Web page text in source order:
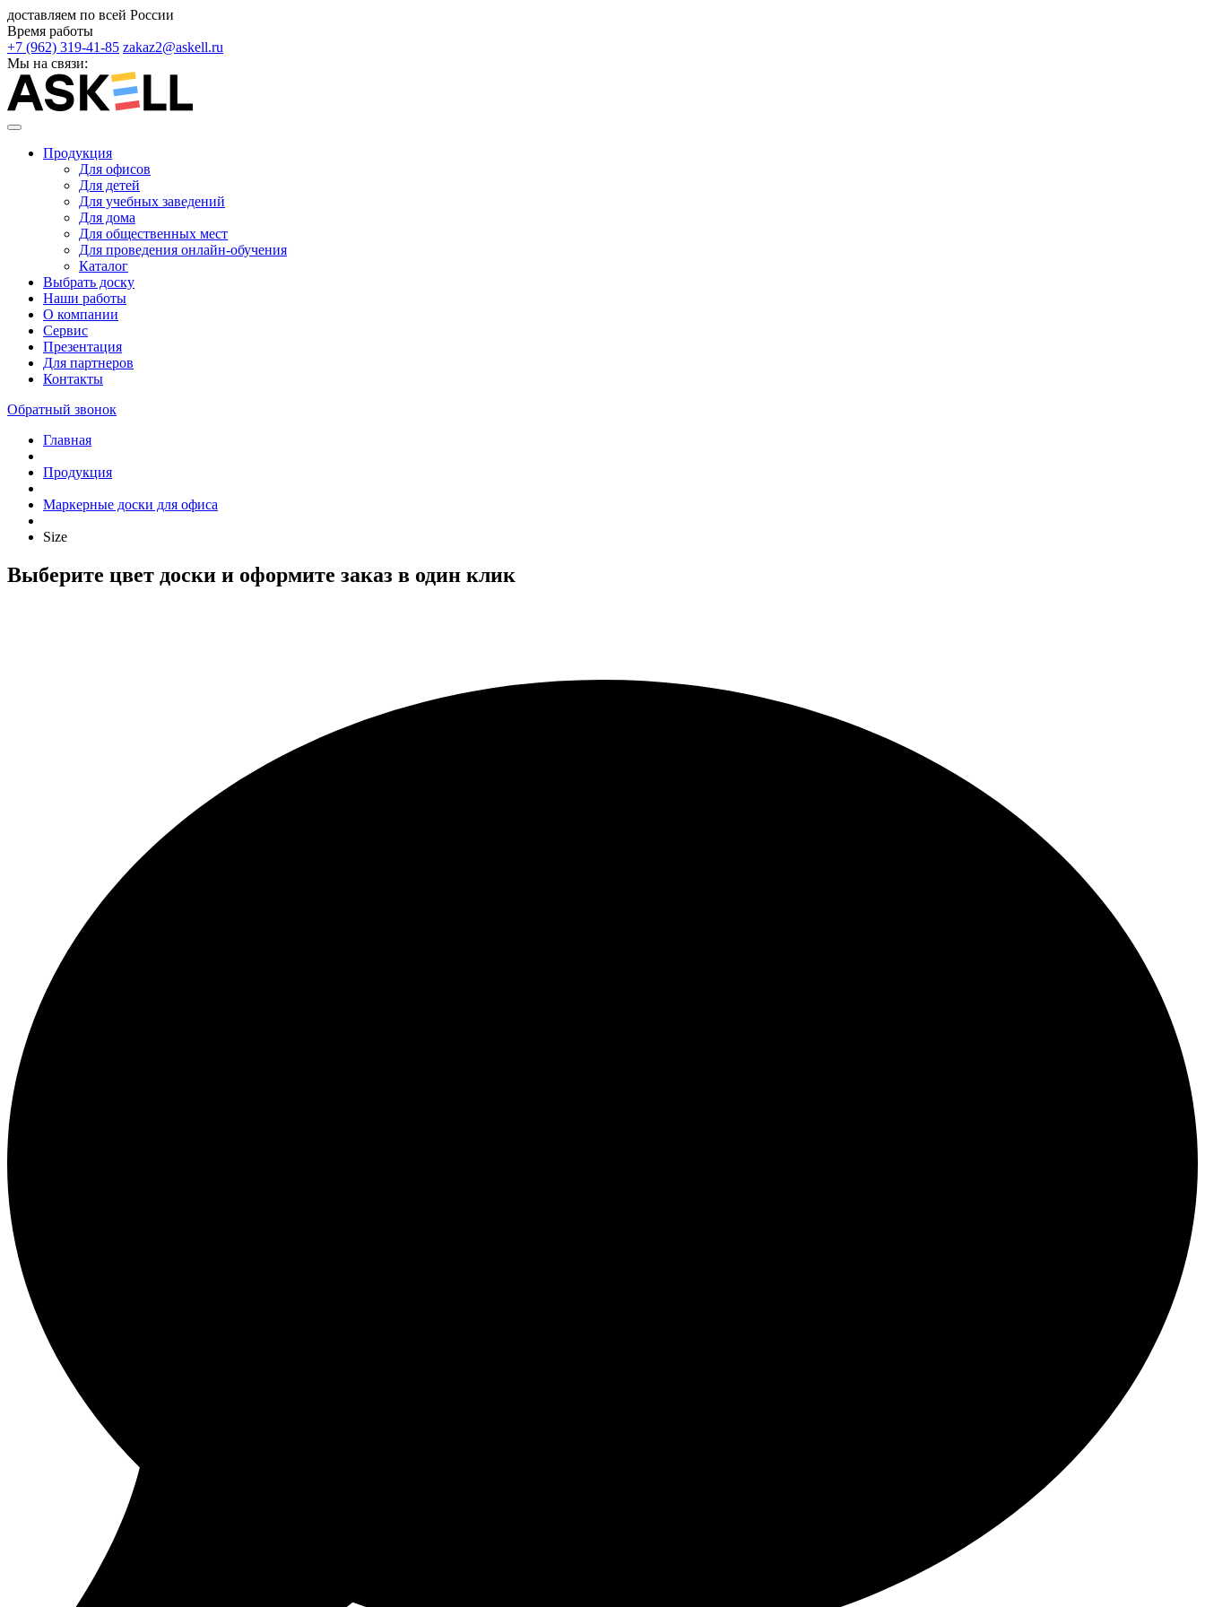
доставляем по всей России
Время работы
+7 (962) 319-41-85 zakaz2@askell.ru
Мы на связи:
Продукция
Для офисов
Для детей
Для учебных заведений
Для дома
Для общественных мест
Для проведения онлайн-обучения
Каталог
Выбрать доску
Наши работы
О компании
Сервис
Презентация
Для партнеров
Контакты
Обратный звонок
Главная
Продукция
Маркерные доски для офиса
Size
Выберите цвет доски и оформите заказ в один клик